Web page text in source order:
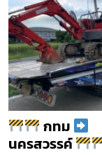
กทม
นครสวรรค์